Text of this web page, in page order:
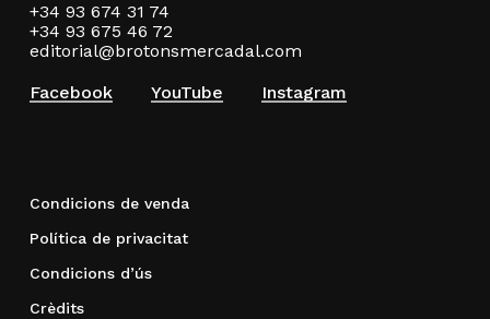
+34 93 674 31 74
+34 93 675 46 72
editorial@brotonsmercadal.com
Facebook
YouTube Instagram
Condicions de venda
Política de privacitat
Condicions d’ús
Crèdits